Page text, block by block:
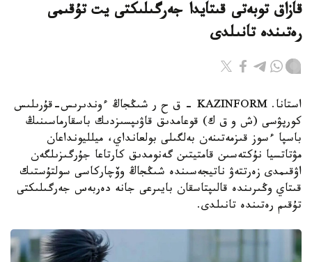
قازاق توبەتى قىتايدا جەرگىلىكتى يت تۇقىمى
رەتىندە تانىلدى
استانا. KAZINFORM – ق ح ر شىڭجاڭ ءوندىرىس-قۇرىلىس
كورپۋسى (ش و ق ك) قوعامدىق قاۋىپسىزدىك باسقارماسىنىڭ
باسپا ءسوز قىزمەتىنەن بەلگىلى بولعانداي، ميلليونداعان
مۋتاتسيا نۇكتەسىن قامتيتىن گەنومدىق كارتاعا جۇرگىزىلگەن
اۋقىمدى زەرتتەۋ ناتيجەسىندە شىڭجاڭ وۆچاركاسى سولتۇستىك
قىتاي وڭىرىندە قالىپتاسقان بايىرعى جانە دەربەس جەرگىلىكتى
تۇقىم رەتىندە تانىلدى.